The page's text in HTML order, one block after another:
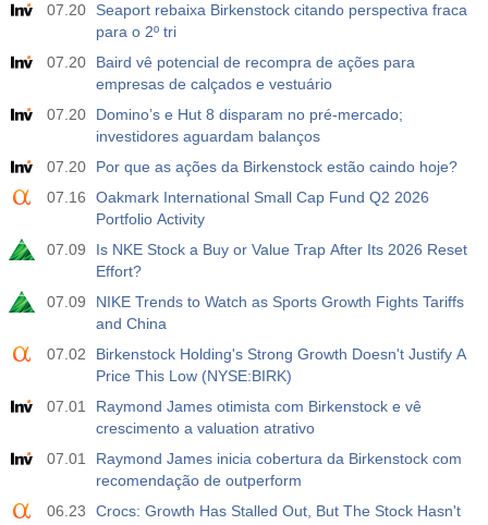
07.20
Seaport rebaixa Birkenstock citando perspectiva fraca
para o 2º tri
07.20
Baird vê potencial de recompra de ações para
empresas de calçados e vestuário
07.20
Domino’s e Hut 8 disparam no pré-mercado;
investidores aguardam balanços
07.20
Por que as ações da Birkenstock estão caindo hoje?
07.16
Oakmark International Small Cap Fund Q2 2026
Portfolio Activity
07.09
Is NKE Stock a Buy or Value Trap After Its 2026 Reset
Effort?
07.09
NIKE Trends to Watch as Sports Growth Fights Tariffs
and China
07.02
Birkenstock Holding's Strong Growth Doesn't Justify A
Price This Low (NYSE:BIRK)
07.01
Raymond James otimista com Birkenstock e vê
crescimento a valuation atrativo
07.01
Raymond James inicia cobertura da Birkenstock com
recomendação de outperform
06.23
Crocs: Growth Has Stalled Out, But The Stock Hasn't